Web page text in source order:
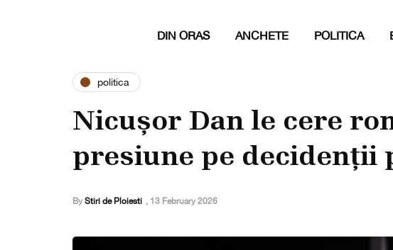
DIN ORAS ANCHETE POLITICA
politica
Nicușor Dan le cere
presiune pe decidenții
By Stiri de Ploiesti , 13 February 2026